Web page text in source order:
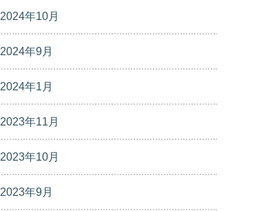
2024年10月
2024年9月
2024年1月
2023年11月
2023年10月
2023年9月